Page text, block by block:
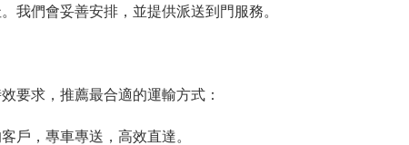
我們會妥善安排，並提供派送到門服務。
要求，推薦最合適的運輸方式：
戶，專車專送，高效直達。